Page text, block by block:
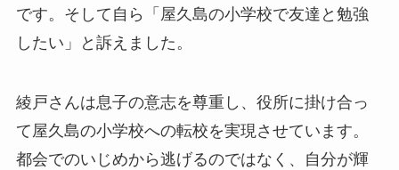
です。そして自ら「屋久島の小学校で友達と勉強
したい」と訴えました。
綾戸さんは息子の意志を尊重し、役所に掛け合っ
て屋久島の小学校への転校を実現させています。
都会でのいじめから逃げるのではなく、自分が輝